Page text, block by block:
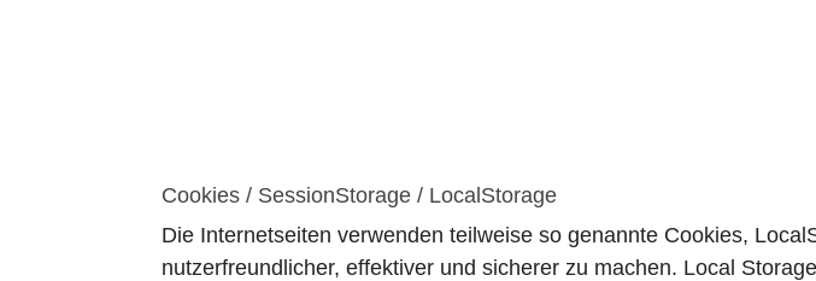
Cookies / SessionStorage / LocalStorage
Die Internetseiten verwenden teilweise so genannte Cookies,
nutzerfreundlicher, effektiver und sicherer zu machen. Local